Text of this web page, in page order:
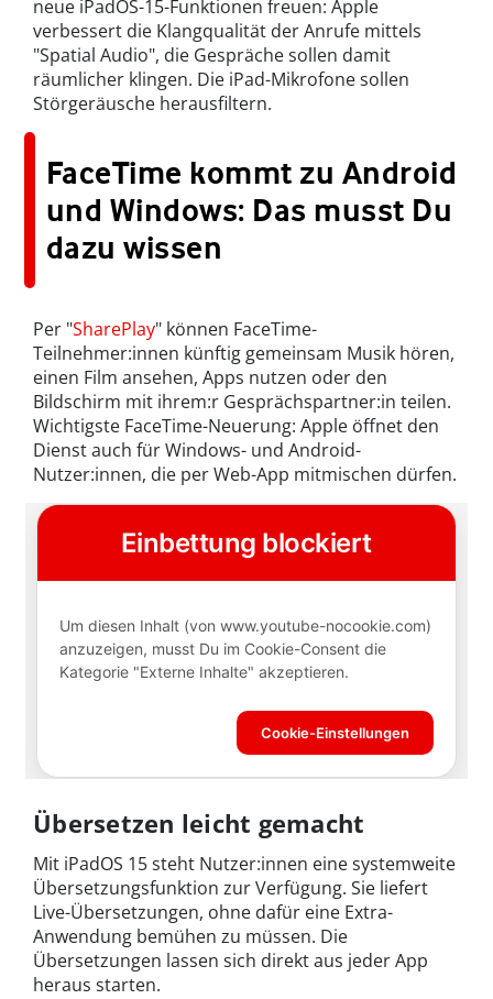
neue iPadOS-15-Funktionen freuen: Apple
verbessert die Klangqualität der Anrufe mittels
"Spatial Audio", die Gespräche sollen damit
räumlicher klingen. Die iPad-Mikrofone sollen
Störgeräusche herausfiltern.
FaceTime kommt zu Android
und Windows: Das musst Du
dazu wissen
Per "SharePlay" können FaceTime-
Teilnehmer:innen künftig gemeinsam Musik hören,
einen Film ansehen, Apps nutzen oder den
Bildschirm mit ihrem:r Gesprächspartner:in teilen.
Wichtigste FaceTime-Neuerung: Apple öffnet den
Dienst auch für Windows- und Android-
Nutzer:innen, die per Web-App mitmischen dürfen.
Übersetzen leicht gemacht
Mit iPadOS 15 steht Nutzer:innen eine systemweite
Übersetzungsfunktion zur Verfügung. Sie liefert
Live-Übersetzungen, ohne dafür eine Extra-
Anwendung bemühen zu müssen. Die
Übersetzungen lassen sich direkt aus jeder App
heraus starten.